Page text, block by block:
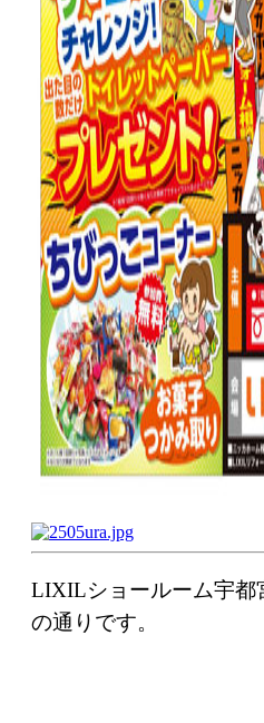
LIXILショールーム宇都
の通りです。